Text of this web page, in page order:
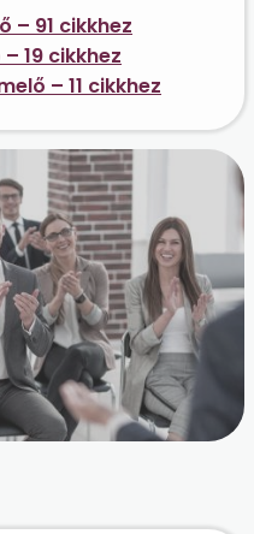
– 91 cikkhez
19 cikkhez
– 11 cikkhez